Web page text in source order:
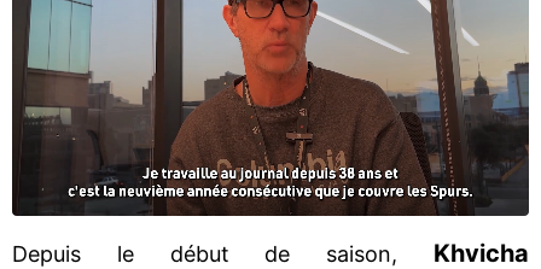
Depuis le début de saison, Khvicha